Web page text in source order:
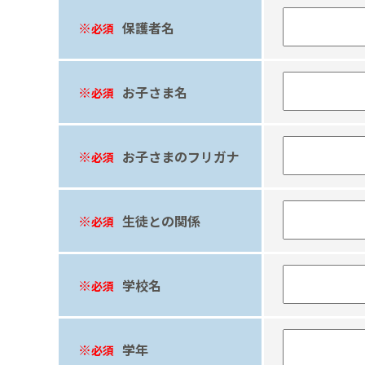
必須 保護者名
必須 お子さま名
必須 お子さまのフリガナ
必須 生徒との関係
必須 学校名
必須 学年